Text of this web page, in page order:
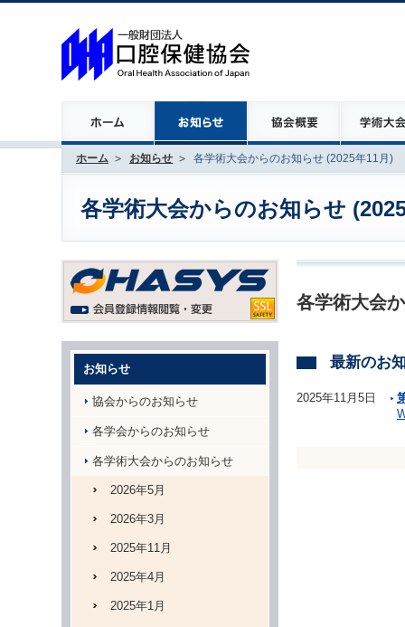
ホーム お知らせ 各学術大会からのお知らせ (2025年11月)
各学術大会からのお知らせ
各学術大会
最新のお
2025年11月5日
お知らせ
協会からのお知らせ
各学会からのお知らせ
各学術大会からのお知らせ
2026年5月
2026年3月
2025年11月
2025年4月
2025年1月